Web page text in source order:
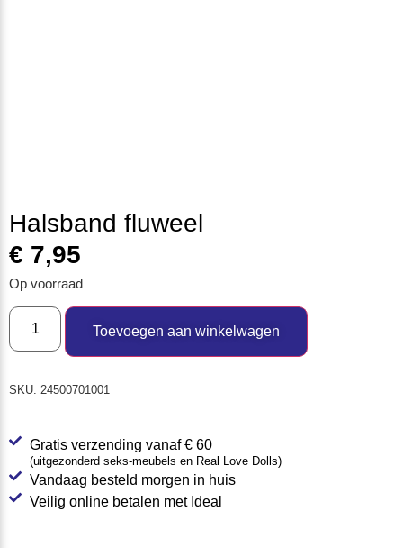
Halsband fluweel
€ 7,95
Op voorraad
Toevoegen aan winkelwagen
SKU: 24500701001
Gratis verzending vanaf € 60
(uitgezonderd seks-meubels en Real Love Dolls)
Vandaag besteld morgen in huis
Veilig online betalen met Ideal